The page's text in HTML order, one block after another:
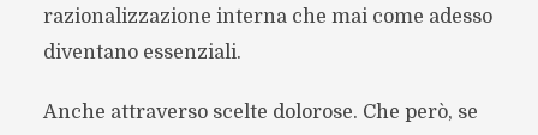
razionalizzazione interna che mai come adesso
diventano essenziali.
Anche attraverso scelte dolorose. Che però, se